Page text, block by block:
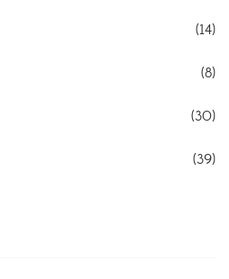
(14)
(8)
(30)
(39)